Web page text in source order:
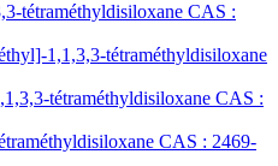
tétraméthyldisiloxane CAS :
1,1,3,3-tétraméthyldisiloxane
tétraméthyldisiloxane CAS :
CAS : 2469-